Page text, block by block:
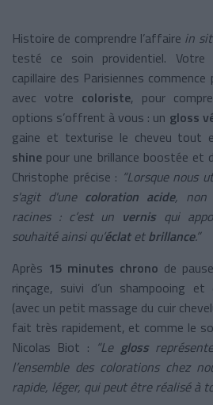
Histoire de comprendre l’affaire in
testé ce soin providentiel. Votre
capillaire des Parisiennes
avec votre coloriste, pour
options s’offrent à vous : un gloss
gaine et texturise le cheveu tout
shine pour une brillance boostée et
Christophe précise : “Lorsque nous
s'agit d'unecoloration acide, non
racines : c’est un vernis qui
souhaité ainsi qu’éclatetbrillance.”
Après 15 minutes chrono de
rinçage, suivi d’un shampooing et
(avec un petit massage du cuir
fait très rapidement, et comme le
Nicolas Biot : “Le gloss
l’ensemble des colorations chez
rapide, léger, qui peut être réalisé à